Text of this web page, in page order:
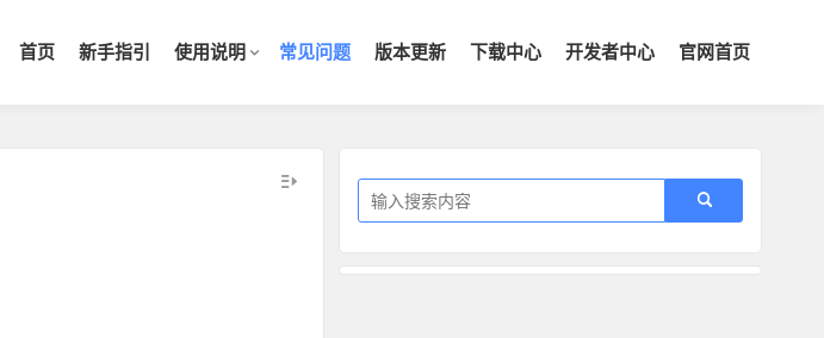
首页 新手指引 使用说明 常见问题 版本更新 下载中心 开发者中心 官网首页